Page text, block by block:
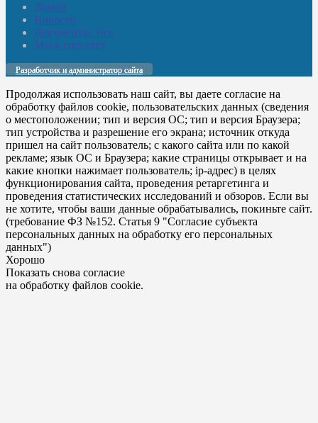
Домой
Новости
Документы. Все
Мы в соцсетях
Разработчик и администратор сайта
Продолжая использовать наш сайт, вы даете согласие на
обработку файлов cookie, пользовательских данных (сведения
о местоположении; тип и версия ОС; тип и версия Браузера;
тип устройства и разрешение его экрана; источник откуда
пришел на сайт пользователь; с какого сайта или по какой
рекламе; язык ОС и Браузера; какие страницы открывает и на
какие кнопки нажимает пользователь; ip-адрес) в целях
функционирования сайта, проведения ретаргетинга и
проведения статистических исследований и обзоров. Если вы
не хотите, чтобы ваши данные обрабатывались, покиньте сайт.
(требование ФЗ №152. Статья 9 "Согласие субъекта
персональных данных на обработку его персональных
данных")
Хорошо
Показать снова согласие
на обработку файлов cookie.